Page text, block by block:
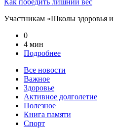
Как победить лишний вес
Участникам «Школы здоровья и
0
4 мин
Подробнее
Все новости
Важное
Здоровье
Активное долголетие
Полезное
Книга памяти
Спорт